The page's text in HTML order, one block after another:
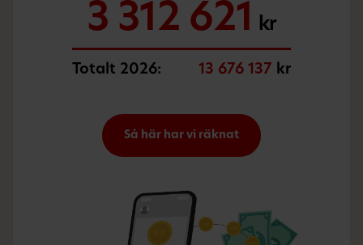
3 312 621 kr
3 505 514 kr
3 531 520 kr
3 326 482 kr
Totalt 2026: 13 676 137 kr
Så här har vi räknat